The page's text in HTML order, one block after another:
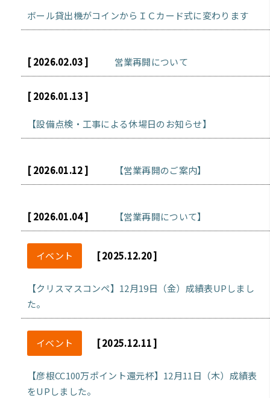
ボール貸出機がコインからＩＣカード式に変わります
[ 2026.02.03 ] 営業再開について
[ 2026.01.13 ]
【設備点検・工事による休場日のお知らせ】
[ 2026.01.12 ] 【営業再開のご案内】
[ 2026.01.04 ] 【営業再開について】
イベント [ 2025.12.20 ]
【クリスマスコンペ】12月19日（金）成績表UPしまし
た。
イベント [ 2025.12.11 ]
【彦根CC100万ポイント還元杯】12月11日（木）成績表
をUPしました。